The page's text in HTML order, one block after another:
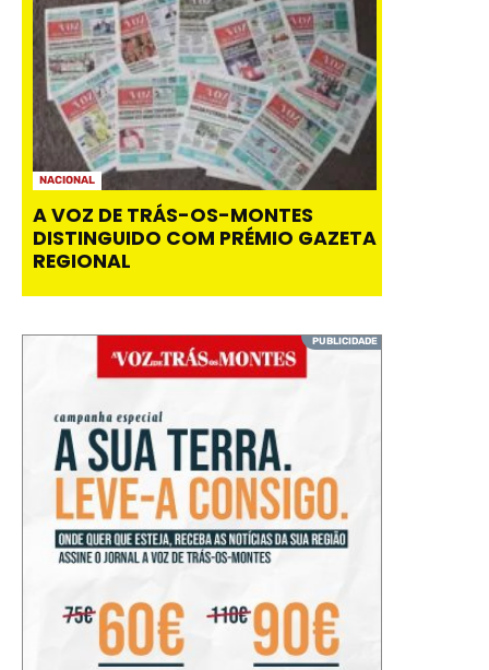
NACIONAL
A VOZ DE TRÁS-OS-MONTES
DISTINGUIDO COM PRÉMIO GAZETA
REGIONAL